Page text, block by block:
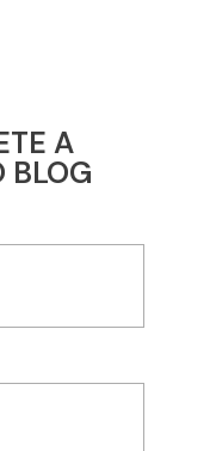
A
BLOG